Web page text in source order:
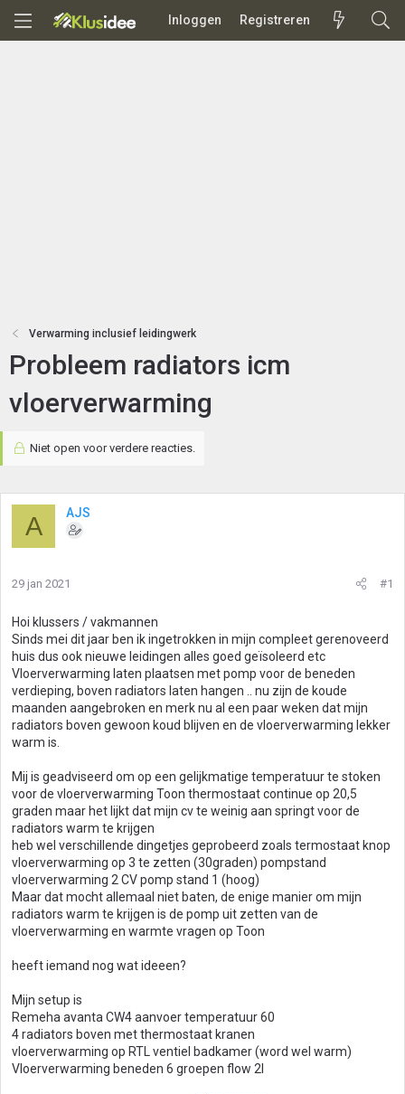
Inloggen Registreren
Verwarming inclusief leidingwerk
Probleem radiators icm
vloerverwarming
Niet open voor verdere reacties.
A AJS
29 jan 2021 #1
Hoi klussers / vakmannen
Sinds mei dit jaar ben ik ingetrokken in mijn compleet gerenoveerd
huis dus ook nieuwe leidingen alles goed geïsoleerd etc
Vloerverwarming laten plaatsen met pomp voor de beneden
verdieping, boven radiators laten hangen .. nu zijn de koude
maanden aangebroken en merk nu al een paar weken dat mijn
radiators boven gewoon koud blijven en de vloerverwarming lekker
warm is.
Mij is geadviseerd om op een gelijkmatige temperatuur te stoken
voor de vloerverwarming Toon thermostaat continue op 20,5
graden maar het lijkt dat mijn cv te weinig aan springt voor de
radiators warm te krijgen
heb wel verschillende dingetjes geprobeerd zoals termostaat knop
vloerverwarming op 3 te zetten (30graden) pompstand
vloerverwarming 2 CV pomp stand 1 (hoog)
Maar dat mocht allemaal niet baten, de enige manier om mijn
radiators warm te krijgen is de pomp uit zetten van de
vloerverwarming en warmte vragen op Toon
heeft iemand nog wat ideeen?
Mijn setup is
Remeha avanta CW4 aanvoer temperatuur 60
4 radiators boven met thermostaat kranen
vloerverwarming op RTL ventiel badkamer (word wel warm)
Vloerverwarming beneden 6 groepen flow 2l